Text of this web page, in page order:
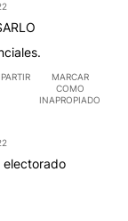
MARCAR
COMO
INAPROPIADO
electorado